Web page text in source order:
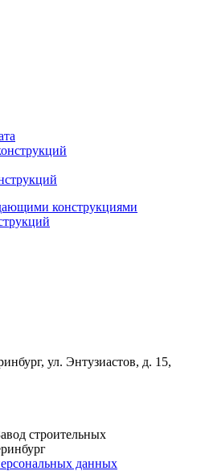
конструкциями
ул. Энтузиастов, д. 15,
строительных
данных